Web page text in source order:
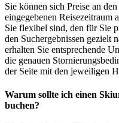
Sie können sich Preise an
eingegebenen Reisezeitraum
Sie flexibel sind, den für Sie
den Suchergebnissen gezielt
erhalten Sie entsprechende
die genauen
der Seite mit den jeweiligen
Warum sollte ich einen
buchen?